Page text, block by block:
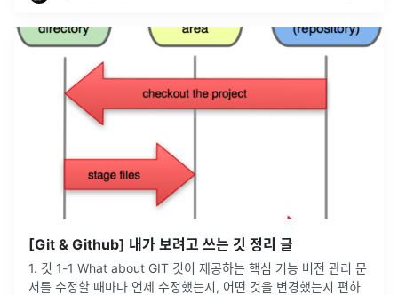
[Git & Github] 내가 보려고 쓰는 깃 정리 글
1. 깃 1-1 What about GIT 깃이 제공하는 핵심 기능 버전 관리 문
서를 수정할 때마다 언제 수정했는지, 어떤 것을 변경했는지 편하